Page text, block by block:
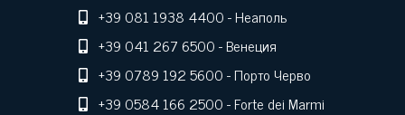
+39 081 1938 4400- Неаполь
+39 041 267 6500- Венеция
+39 0789 192 5600- Порто Черво
+39 0584 166 2500- Forte dei Marmi